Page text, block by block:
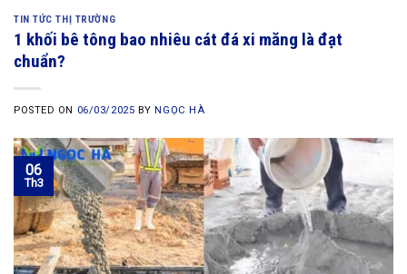
TIN TỨC THỊ TRƯỜNG
1 khối bê tông bao nhiêu cát đá xi măng là đạt
chuẩn?
POSTED ON 06/03/2025 BY NGỌC HÀ
06
Th3